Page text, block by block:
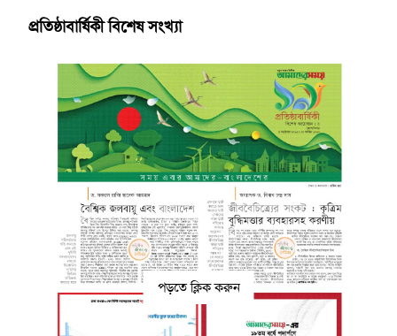
প্রতিষ্ঠাবার্ষিকী বিশেষ সংখ্যা
পড়তে ক্লিক করুন